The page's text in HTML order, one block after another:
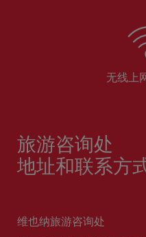
无线上
旅游咨询处
地址和联系方
维也纳旅游咨询处